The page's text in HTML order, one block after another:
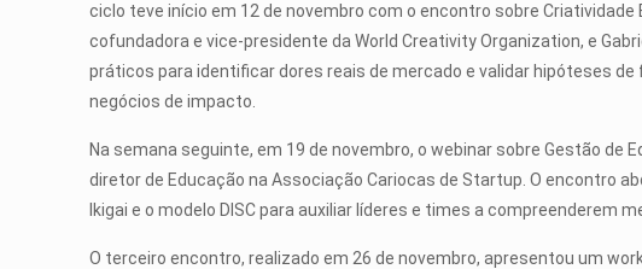
ciclo teve início em 12 de novembro com o encontro sobre
cofundadora e vice-presidente da World Creativity Organization, e
práticos para identificar dores reais de mercado e validar hipóteses
negócios de impacto.
Na semana seguinte, em 19 de novembro, o webinar sobre Gestão de
diretor de Educação na Associação Cariocas de Startup. O encontro
Ikigai e o modelo DISC para auxiliar líderes e times a compreenderem
O terceiro encontro, realizado em 26 de novembro, apresentou um